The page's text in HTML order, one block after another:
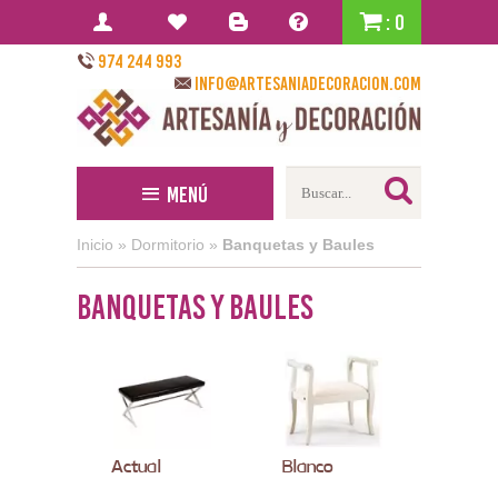
: 0
974 244 993
info@artesaniadecoracion.com
Menú
Inicio » Dormitorio » Banquetas y Baules
Banquetas y Baules
Actual Blanco